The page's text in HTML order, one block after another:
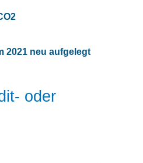
2021 neu aufgelegt
oder